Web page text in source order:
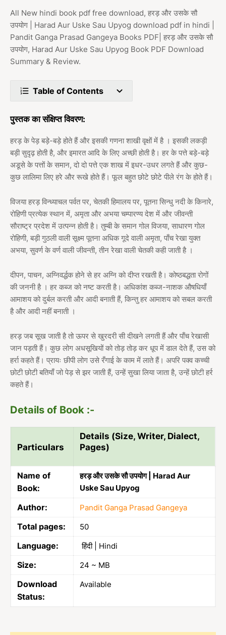
All New hindi book pdf free download, हरड़ और उसके सौ
उपयोग | Harad Aur Uske Sau Upyog download pdf in hindi |
Pandit Ganga Prasad Gangeya Books PDF| हरड़ और उसके सौ
उपयोग, Harad Aur Uske Sau Upyog Book PDF Download
Summary & Review.
Table of Contents
पुस्तक का संक्षिप्त विवरण:
हरड़ के पेड़ बड़े-बड़े होते हैं और इसकी गणना शाखी वृक्षों में है । इसकी लकड़ी
बड़ी सुदृढ़ होती है, और इमारत आदि के लिए अच्छी होती है। हर के पत्ते बड़े-बड़े
अडूसे के पत्तों के समान, दो दो पत्ते एक शाख में इधर-उधर लगते हैं और कुछ-
कुछ लालिमा लिए हरे और रूखे होते हैं। फूल बहुत छोटे छोटे पीले रंग के होते हैं।
विजया हरड़ विन्ध्याचल पर्वत पर, चेतकी हिमालय पर, पूतना सिन्धु नदी के किनारे,
रोहिणी प्रत्येक स्थान में, अमृता और अभया चम्पारण्य देश में और जीवन्ती
सौराष्ट्र प्रदेश में उत्पन्न होती है। तुम्बी के समान गोल विजया, साधारण गोल
रोहिणी, बड़ी गुठली वाली सूक्ष्म पूतना अधिक गूदे वाली अमृता, पाँच रेखा युक्त
अभया, सुवर्ण के वर्ण वाली जीवन्ती, तीन रेखा वाली चेतकी कही जाती है ।
दीपन, पाचन, अग्निवर्द्धक होने से हर अग्नि को दीप्त रखती है। कोष्ठबद्धता रोगों
की जननी है । हर कब्ज को नष्ट करती है। अधिकांश कब्ज-नाशक औषधियाँ
आमाशय को दुर्बल करती और आदी बनाती हैं, किन्तु हर आमाशय को सबल करती
है और आदी नहीं बनाती ।
हरड़ जब सूख जाती है तो ऊपर से खुरदरी सी दीखने लगती हैं और पाँच रेखासी
जान पड़ती हैं। कुछ लोग अधसूखियों को तोड़ तोड़ कर धूप में डाल देते हैं, उस को
हर्रा कहते हैं। प्रायः छीपी लोग उसे रँगाई के काम में लाते हैं। अपरि पक्व कच्ची
छोटी छोटी बतियाँ जो पेड़ से झर जाती हैं, उन्हें सुखा लिया जाता है, उन्हें छोटी हर्र
कहते हैं।
Details of Book :-
Particulars
Details (Size, Writer, Dialect,
Pages)
Name of
Book:
हरड़ और उसके सौ उपयोग | Harad Aur
Uske Sau Upyog
Author: Pandit Ganga Prasad Gangeya
Total pages: 50
Language: हिंदी | Hindi
Size: 24 ~ MB
Download
Status:
Available